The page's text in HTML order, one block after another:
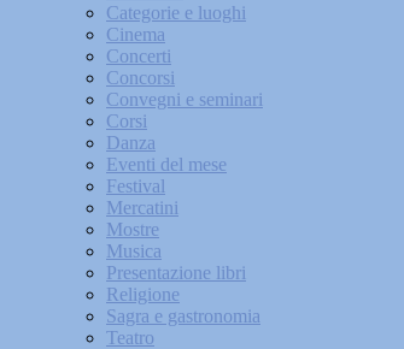
Categorie e luoghi
Cinema
Concerti
Concorsi
Convegni e seminari
Corsi
Danza
Eventi del mese
Festival
Mercatini
Mostre
Musica
Presentazione libri
Religione
Sagra e gastronomia
Teatro